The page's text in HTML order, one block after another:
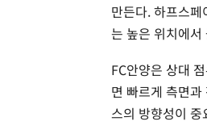
만든다. 하프스
는 높은 위치에
FC안양은 상대
면 빠르게 측면
스의 방향성이 중